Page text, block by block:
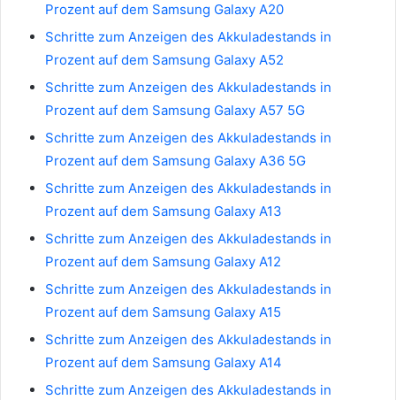
Prozent auf dem Samsung Galaxy A20
Schritte zum Anzeigen des Akkuladestands in
Prozent auf dem Samsung Galaxy A52
Schritte zum Anzeigen des Akkuladestands in
Prozent auf dem Samsung Galaxy A57 5G
Schritte zum Anzeigen des Akkuladestands in
Prozent auf dem Samsung Galaxy A36 5G
Schritte zum Anzeigen des Akkuladestands in
Prozent auf dem Samsung Galaxy A13
Schritte zum Anzeigen des Akkuladestands in
Prozent auf dem Samsung Galaxy A12
Schritte zum Anzeigen des Akkuladestands in
Prozent auf dem Samsung Galaxy A15
Schritte zum Anzeigen des Akkuladestands in
Prozent auf dem Samsung Galaxy A14
Schritte zum Anzeigen des Akkuladestands in